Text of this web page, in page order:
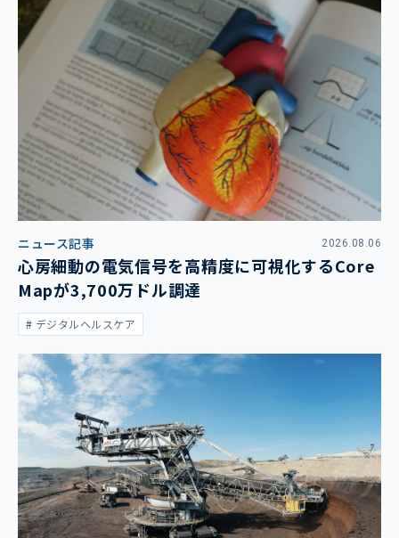
ニュース記事 2026.08.06
心房細動の電気信号を高精度に可視化するCore
Mapが3,700万ドル調達
デジタルヘルスケア